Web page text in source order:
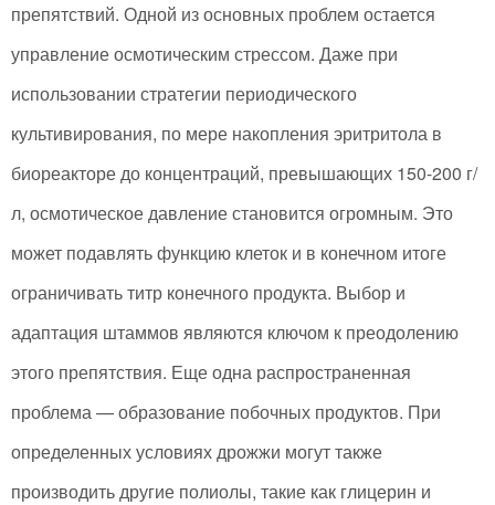
препятствий. Одной из основных проблем остается
управление осмотическим стрессом. Даже при
использовании стратегии периодического
культивирования, по мере накопления эритритола в
биореакторе до концентраций, превышающих 150-200 г/
л, осмотическое давление становится огромным. Это
может подавлять функцию клеток и в конечном итоге
ограничивать титр конечного продукта. Выбор и
адаптация штаммов являются ключом к преодолению
этого препятствия. Еще одна распространенная
проблема — образование побочных продуктов. При
определенных условиях дрожжи могут также
производить другие полиолы, такие как глицерин и